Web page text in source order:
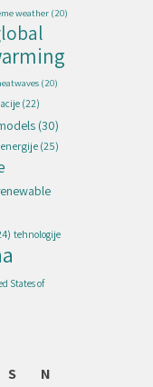
weather (20)
(20)
(22)
(30)
(25)
tehnologije
States of
S N